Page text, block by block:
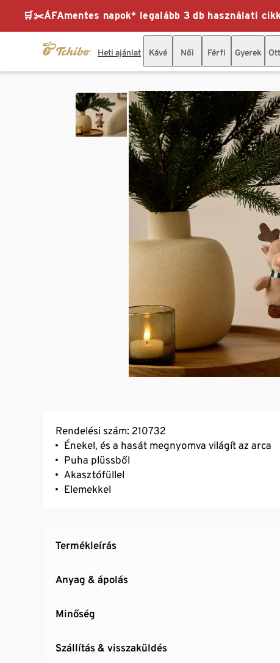
🛒✂️ÁFAmentes napok* legalább 3 db használati
Heti ajánlat Kávé Női Férfi Gyerek
Rendelési szám: 210732
Énekel, és a hasát megnyomva világít az arca
Puha plüssből
Akasztófüllel
Elemekkel
Termékleírás
Anyag & ápolás
Minőség
Szállítás & visszaküldés